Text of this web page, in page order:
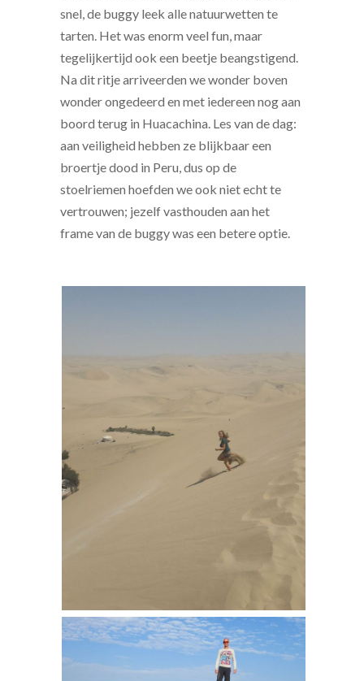
snel, de buggy leek alle natuurwetten te
tarten. Het was enorm veel fun, maar
tegelijkertijd ook een beetje beangstigend.
Na dit ritje arriveerden we wonder boven
wonder ongedeerd en met iedereen nog aan
boord terug in Huacachina. Les van de dag:
aan veiligheid hebben ze blijkbaar een
broertje dood in Peru, dus op de
stoelriemen hoefden we ook niet echt te
vertrouwen; jezelf vasthouden aan het
frame van de buggy was een betere optie.